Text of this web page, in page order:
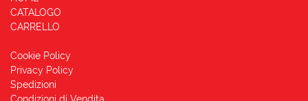
CATALOGO
CARRELLO
Cookie Policy
Privacy Policy
Spedizioni